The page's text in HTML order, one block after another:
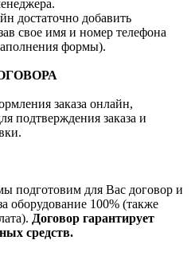
достаточно добавить
свое имя и номер телефона
формы).
заказа онлайн,
подтверждения заказа и
подготовим для Вас договор и
оборудование 100% (также
Договор гарантирует
средств.